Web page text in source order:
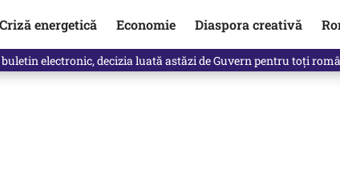
Criză energetică Economie Diaspora creativă
electronic, decizia luată astăzi de Guvern pentru toți